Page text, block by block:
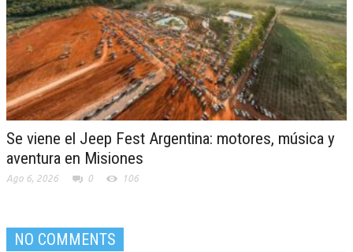
Se viene el Jeep Fest Argentina: motores, música y
aventura en Misiones
Ago 6, 2026 0 106
NO COMMENTS